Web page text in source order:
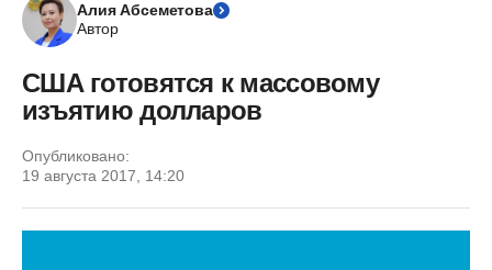
Алия Абсеметова
Автор
США готовятся к массовому
изъятию долларов
Опубликовано:
19 августа 2017, 14:20